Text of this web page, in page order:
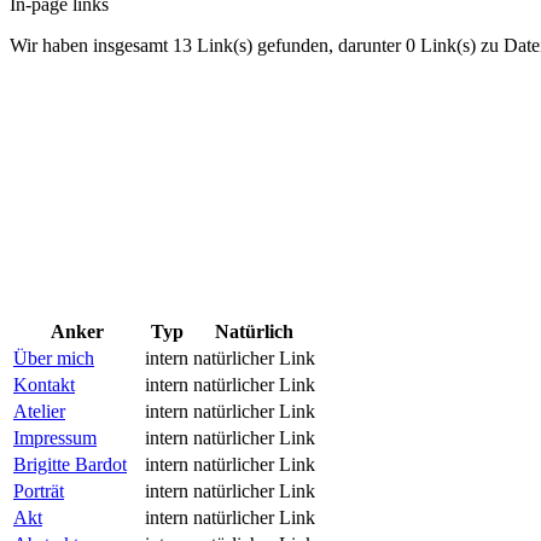
In-page links
Wir haben insgesamt 13 Link(s) gefunden, darunter 0 Link(s) zu
Anker Typ
Natürlich
Über mich
intern natürlicher Link
Kontakt
intern natürlicher Link
Atelier
intern natürlicher Link
Impressum
intern natürlicher Link
Brigitte Bardot
intern natürlicher Link
Porträt
intern natürlicher Link
Akt
intern natürlicher Link